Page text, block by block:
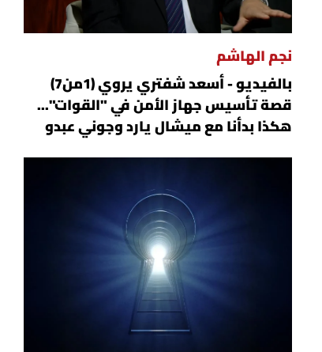
توصي التحديثات الغذائية بالتركيز على الفاكهة الكاملة بدل
نجم الهاشم
بالفيديو - أسعد شفتري يروي (1من7)
قصة تأسيس جهاز الأمن في "القوات"...
هكذا بدأنا مع ميشال يارد وجوني عبدو